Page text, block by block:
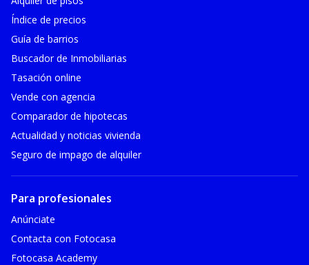
Índice de precios
Guía de barrios
Buscador de Inmobiliarias
Tasación online
Vende con agencia
Comparador de hipotecas
Actualidad y noticias vivienda
Seguro de impago de alquiler
Para profesionales
Anúnciate
Contacta con Fotocasa
Fotocasa Academy